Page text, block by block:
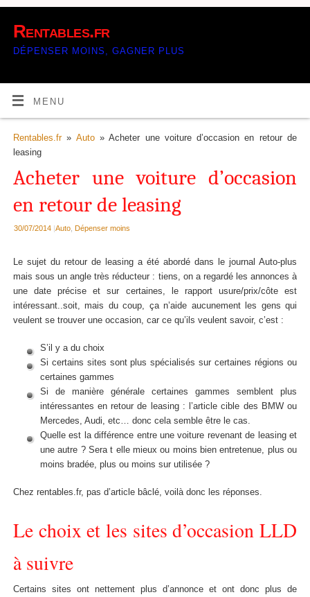
Rentables.fr
DÉPENSER MOINS, GAGNER PLUS
MENU
Rentables.fr» Auto» Acheter une voiture d’occasion en retour de
leasing
Acheter une voiture d’occasion
en retour de leasing
30/07/2014 |Auto, Dépenser moins
Le sujet du retour de leasing a été abordé dans le journal Auto-plus
mais sous un angle très réducteur : tiens, on a regardé les annonces à
une date précise et sur certaines, le rapport usure/prix/côte est
intéressant..soit, mais du coup, ça n’aide aucunement les gens qui
veulent se trouver une occasion, car ce qu’ils veulent savoir, c’est :
S’il y a du choix
Si certains sites sont plus spécialisés sur certaines régions ou
certaines gammes
Si de manière générale certaines gammes semblent plus
intéressantes en retour de leasing : l’article cible des BMW ou
Mercedes, Audi, etc… donc cela semble être le cas.
Quelle est la différence entre une voiture revenant de leasing et
une autre ? Sera t elle mieux ou moins bien entretenue, plus ou
moins bradée, plus ou moins sur utilisée ?
Chez rentables.fr, pas d’article bâclé, voilà donc les réponses.
Le choix et les sites d’occasion LLD
à suivre
Certains sites ont nettement plus d’annonce et ont donc plus de